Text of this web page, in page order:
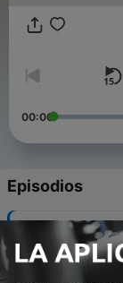
00:00
Episodios
Cuaresma
(Último Día)
27 sep. 2021